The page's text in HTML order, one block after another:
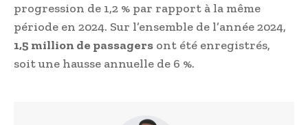
progression de 1,2 % par rapport à la même
période en 2024. Sur l’ensemble de l’année 2024,
1,5 million de passagers ont été enregistrés,
soit une hausse annuelle de 6 %.